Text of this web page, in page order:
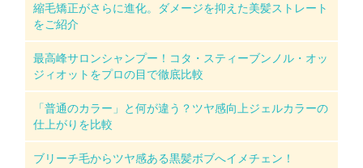
縮毛矯正がさらに進化。ダメージを抑えた美髪ストレート
をご紹介
最高峰サロンシャンプー！コタ・スティーブンノル・オッ
ジィオットをプロの目で徹底比較
「普通のカラー」と何が違う？ツヤ感向上ジェルカラーの
仕上がりを比較
ブリーチ毛からツヤ感ある黒髪ボブへイメチェン！